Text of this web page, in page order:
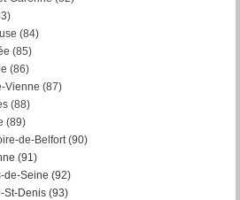
(84)
(85)
(86)
Vienne (87)
(88)
(89)
de-Belfort (90)
(91)
de-Seine (92)
St-Denis (93)